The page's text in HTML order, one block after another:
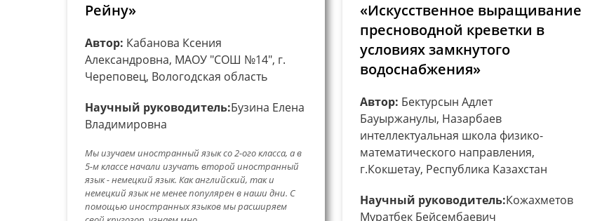
Рейну»
Автор: Кабанова Ксения
Александровна, МАОУ "СОШ №14", г.
Череповец, Вологодская область
Научный руководитель:Бузина Елена
Владимировна
Мы изучаем иностранный язык со 2-ого класса, а в
5-м классе начали изучать второй иностранный
язык - немецкий язык. Как английский, так и
немецкий язык не менее популярен в наши дни. С
помощью иностранных языков мы расширяем
«Искусственное выращивание
пресноводной креветки в
условиях замкнутого
водоснабжения»
Автор: Бектурсын Адлет
Бауыржанулы, Назарбаев
интеллектуальная школа физико-
математического направления,
г.Кокшетау, Республика Казахстан
Научный руководитель:Кожахметов
Муратбек Бейсембаевич